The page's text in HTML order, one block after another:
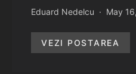
Eduard Nedelcu May
VEZI POSTAREA